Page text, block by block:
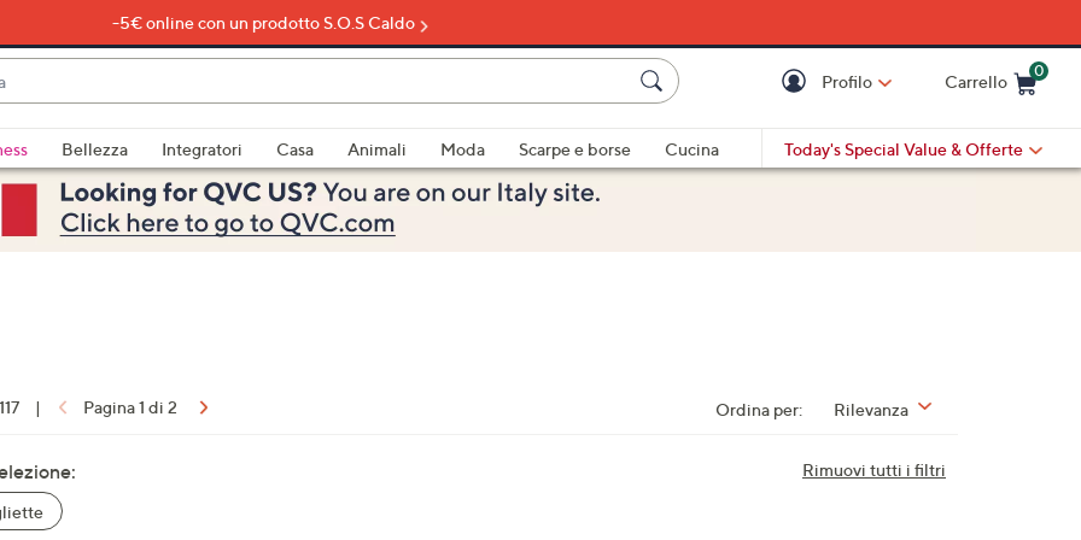
-5€ online con un prodotto S.O.S Caldo
Profilo Carrello
0
Bellezza Integratori Casa Animali Moda Scarpe e borse
Cucina
Today's Special Value & Offerte
| Pagina 1 di 2 Ordina per: Rilevanza
Rimuovi tutti i filtri